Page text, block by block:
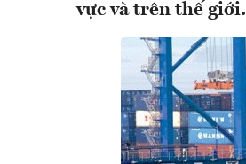
vực và trên thế giới.